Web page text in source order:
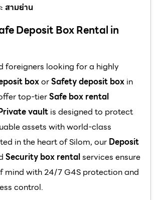
สามย่าน
Deposit Box Rental in
foreigners looking for a highly
boxorSafety deposit box in
top-tierSafe box rental
vault is designed to protect
assets with world-class
in the heart of Silom, our Deposit
Security box rentalservices ensure
mind with 24/7 G4S protection and
control.